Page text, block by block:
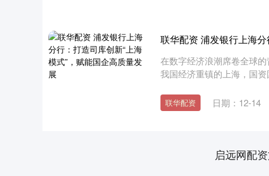
联华配资 浦发银行上海
在数字经济浪潮席卷全球
我国经济重镇的上海，国
联华配资 日期：12-14
启远网配